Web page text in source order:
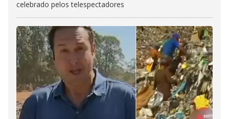
celebrado pelos telespectadores